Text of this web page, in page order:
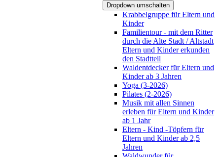
Dropdown umschalten
Krabbelgruppe für Eltern und
Kinder
Familientour - mit dem Ritter
durch die Alte Stadt / Altstadt
Eltern und Kinder erkunden
den Stadtteil
Waldentdecker für Eltern und
Kinder ab 3 Jahren
Yoga (3-2026)
Pilates (2-2026)
Musik mit allen Sinnen
erleben für Eltern und Kinder
ab 1 Jahr
Eltern - Kind -Töpfern für
Eltern und Kinder ab 2,5
Jahren